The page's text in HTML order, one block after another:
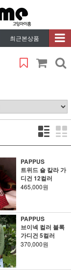
최근본상품
PAPPUS
트위드 숄 칼라 가
디건 12컬러
465,000원
PAPPUS
브이넥 컬러 블록
가디건 5컬러
370,000원